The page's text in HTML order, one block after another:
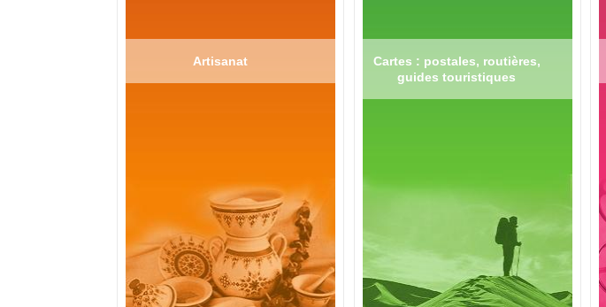
Artisanat
Cartes : postales, routières,
guides touristiques